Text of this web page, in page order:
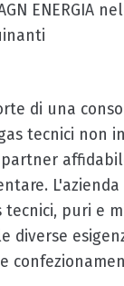
ENERGIA
di una
tecnici non
tecnici, puri e
diverse